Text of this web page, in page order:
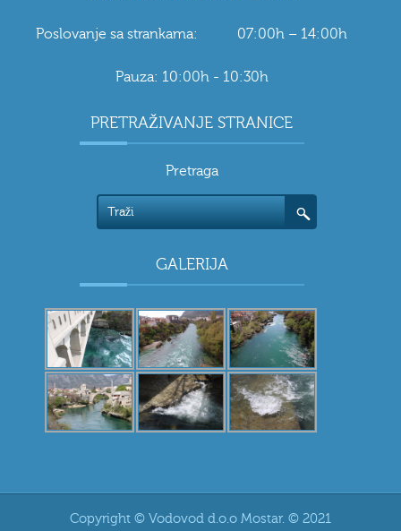
Poslovanje sa strankama: 07:00h – 14:00h
Pauza: 10:00h - 10:30h
PRETRAŽIVANJE STRANICE
Pretraga
GALERIJA
Copyright © Vodovod d.o.o Mostar. © 2021